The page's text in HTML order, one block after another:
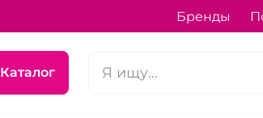
Бренды
Каталог